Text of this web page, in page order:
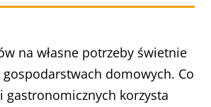
na własne potrzeby świetnie
domowych. Co
gastronomicznych korzysta